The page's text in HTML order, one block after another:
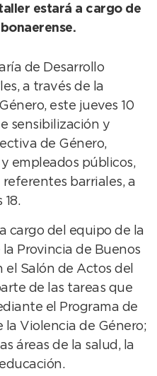
estará a cargo de
de Desarrollo
a través de la
este jueves 10
sensibilización y
de Género,
empleados públicos,
referentes barriales, a
cargo del equipo de la
Provincia de Buenos
el Salón de Actos del
de las tareas que
el Programa de
la Violencia de Género;
áreas de la salud, la